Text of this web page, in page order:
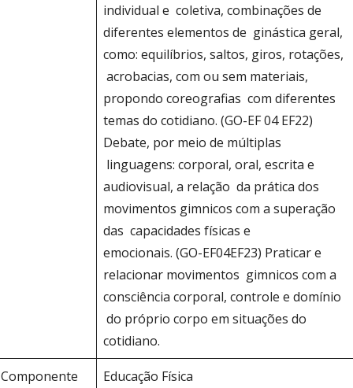
individual e coletiva, combinações de
diferentes elementos de ginástica geral,
como: equilíbrios, saltos, giros, rotações,
acrobacias, com ou sem materiais,
propondo coreografias com diferentes
temas do cotidiano. (GO-EF 04 EF22)
Debate, por meio de múltiplas
linguagens: corporal, oral, escrita e
audiovisual, a relação da prática dos
movimentos gimnicos com a superação
das capacidades físicas e
emocionais. (GO-EF04EF23) Praticar e
relacionar movimentos gimnicos com a
consciência corporal, controle e domínio
do próprio corpo em situações do
cotidiano.
Componente
Educação Física